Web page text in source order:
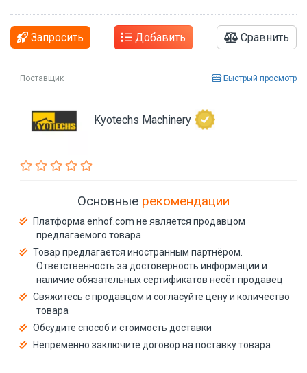
Запросить Добавить Сравнить
Поставщик Быстрый просмотр
Kyotechs Machinery
Основные рекомендации
Платформа enhof.com не является продавцом
предлагаемого товара
Товар предлагается иностранным партнёром.
Ответственность за достоверность информации и
наличие обязательных сертификатов несёт продавец
Свяжитесь с продавцом и согласуйте цену и количество
товара
Обсудите способ и стоимость доставки
Непременно заключите договор на поставку товара